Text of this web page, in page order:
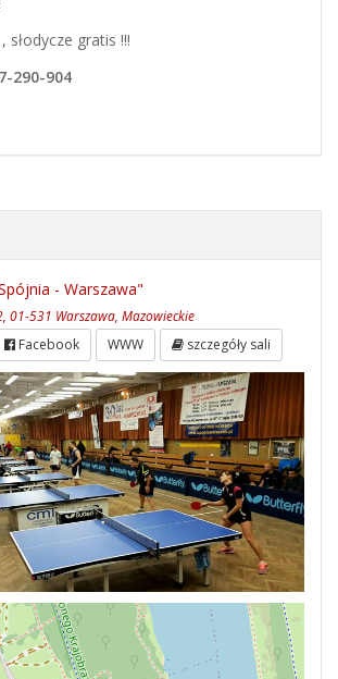
gratis !!!
290-904
- Warszawa"
01-531 Warszawa, Mazowieckie
Facebook WWW szczegóły sali